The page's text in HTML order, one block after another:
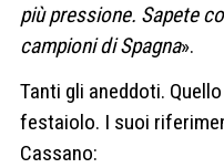
più pressione. Sapete
campioni di Spagna».
Tanti gli aneddoti.
festaiolo. I suoi
Cassano: